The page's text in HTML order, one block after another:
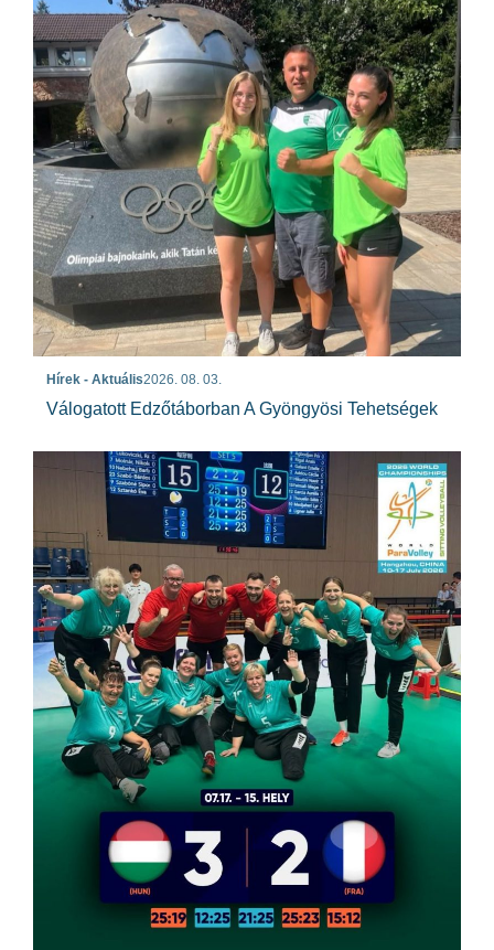
Hírek - Aktuális2026. 08. 03.
Válogatott Edzőtáborban A Gyöngyösi Tehetségek